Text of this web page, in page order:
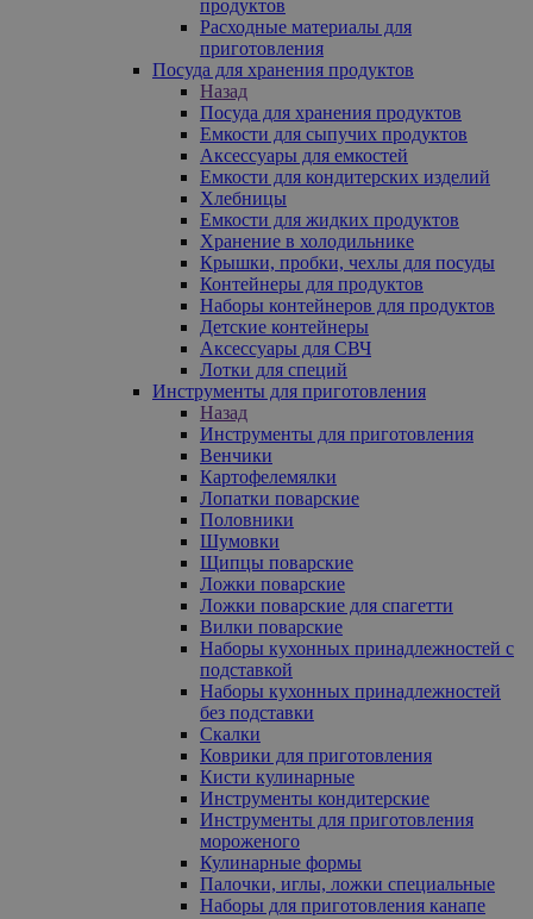
продуктов
Расходные материалы для
приготовления
Посуда для хранения продуктов
Назад
Посуда для хранения продуктов
Емкости для сыпучих продуктов
Аксессуары для емкостей
Емкости для кондитерских изделий
Хлебницы
Емкости для жидких продуктов
Хранение в холодильнике
Крышки, пробки, чехлы для посуды
Контейнеры для продуктов
Наборы контейнеров для продуктов
Детские контейнеры
Аксессуары для СВЧ
Лотки для специй
Инструменты для приготовления
Назад
Инструменты для приготовления
Венчики
Картофелемялки
Лопатки поварские
Половники
Шумовки
Щипцы поварские
Ложки поварские
Ложки поварские для спагетти
Вилки поварские
Наборы кухонных принадлежностей с
подставкой
Наборы кухонных принадлежностей
без подставки
Скалки
Коврики для приготовления
Кисти кулинарные
Инструменты кондитерские
Инструменты для приготовления
мороженого
Кулинарные формы
Палочки, иглы, ложки специальные
Наборы для приготовления канапе